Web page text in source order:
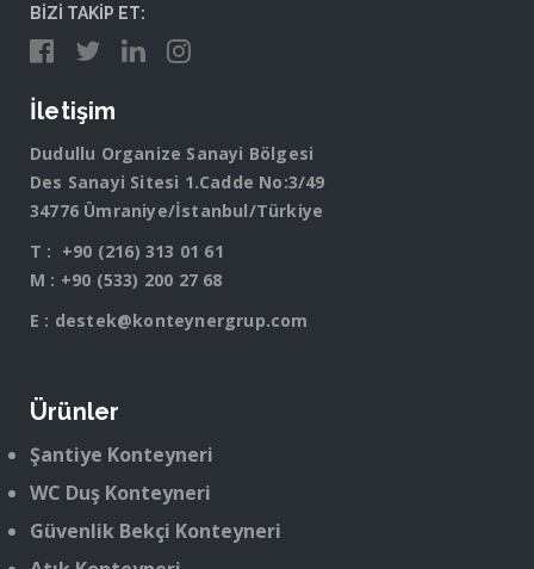
BİZİ TAKİP ET:
İletişim
Dudullu Organize Sanayi Bölgesi
Des Sanayi Sitesi 1.Cadde No:3/49
34776 Ümraniye/İstanbul/Türkiye
T : +90 (216) 313 01 61
M : +90 (533) 200 27 68
E : destek@konteynergrup.com
Ürünler
Şantiye Konteyneri
WC Duş Konteyneri
Güvenlik Bekçi Konteyneri